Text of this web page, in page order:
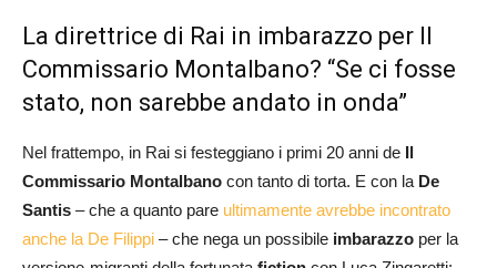
La direttrice di Rai in imbarazzo per Il
Commissario Montalbano? “Se ci fosse
stato, non sarebbe andato in onda”
Nel frattempo, in Rai si festeggiano i primi 20 anni de Il
Commissario Montalbano con tanto di torta. E con la De
Santis – che a quanto pare ultimamente avrebbe incontrato
anche la De Filippi – che nega un possibile imbarazzo per la